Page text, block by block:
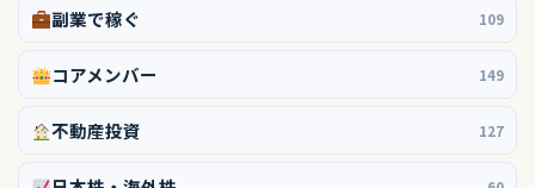
副業で稼ぐ 109
コアメンバー 149
不動産投資 127